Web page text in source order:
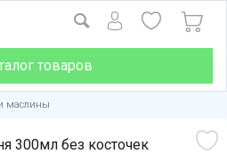
товаров
маслины
300мл без косточек